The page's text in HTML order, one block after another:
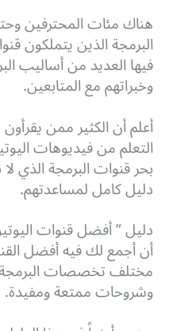
هناك مئات المحترفين
البرمجة الذين يتملكون
فيها العديد من أساليب
وخبراتهم مع المتابعين.
أعلم أن الكثير ممن
التعلم من فيديوهات
بحر قنوات البرمجة الذي
دليل كامل لمساعدتهم.
دليل ” أفضل قنوات
أن أجمع لك فيه أفضل
مختلف تخصصات
وشروحات ممتعة ومفيدة.